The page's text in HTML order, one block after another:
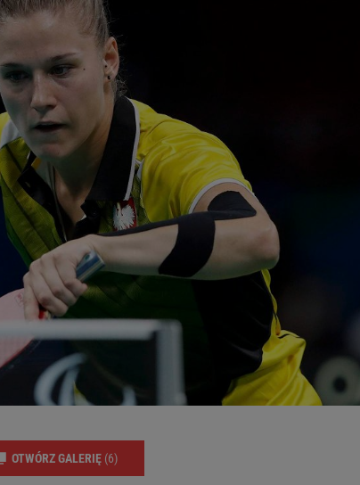
OTWÓRZ GALERIĘ (6)